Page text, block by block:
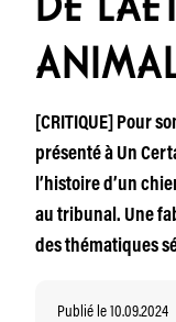
[CRITIQUE] Pour
présenté à Un
l’histoire d’un
au tribunal. Une
des thématiques
Publié le 10.09.2024